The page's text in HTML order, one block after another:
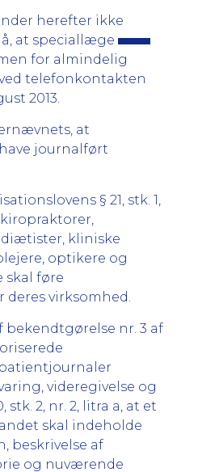
herefter ikke
at speciallæge
for almindelig
telefonkontakten
2013.
at
journalført
§ 21, stk. 1,
kliniske
optikere og
føre
virksomhed.
bekendtgørelse nr. 3 af
videregivelse og
stk. 2, nr. 2, litra a, at et
skal indeholde
beskrivelse af
og nuværende